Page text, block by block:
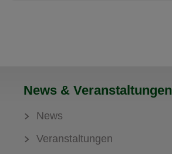
News & Veranstaltungen
News
Veranstaltungen